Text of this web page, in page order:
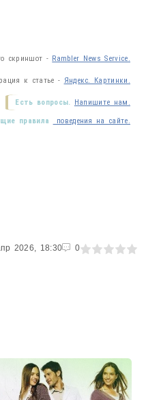
скриншот - Rambler News Service.
к статье - Яндекс. Картинки.
Есть вопросы. Напишите нам.
правила поведения на сайте.
2026, 18:30 0
1 2 3 4 5